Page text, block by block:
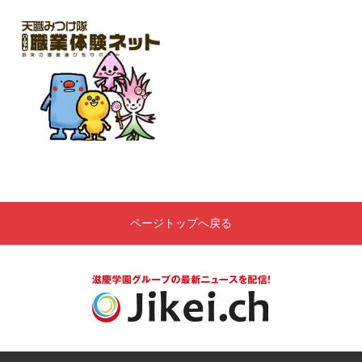
ページトップへ戻る